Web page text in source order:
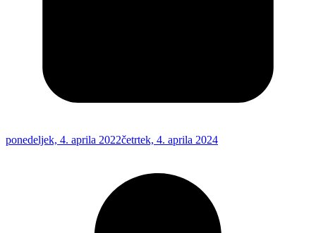
ponedeljek, 4. aprila 2022četrtek, 4. aprila 2024